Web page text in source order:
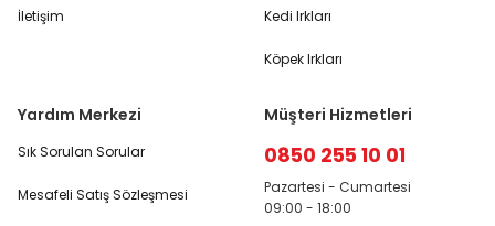
İletişim Kedi Irkları
Köpek Irkları
Yardım Merkezi
Sık Sorulan Sorular
Mesafeli Satış Sözleşmesi
Müşteri Hizmetleri
0850 255 10 01
Pazartesi - Cumartesi
09:00 - 18:00